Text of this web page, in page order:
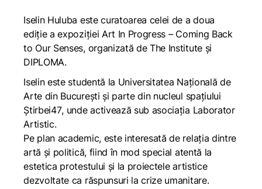
Iselin Huluba este curatoarea celei de a doua
ediție a expoziției Art In Progress – Coming Back
to Our Senses, organizată deThe Instituteși
DIPLOMA.
Iselin este studentă la Universitatea Națională de
Arte din București și parte din nucleul spațiului
Știrbei47, unde activează sub asociația Laborator
Artistic.
Pe plan academic, este interesată de relația dintre
artă și politică, fiind în mod special atentă la
estetica protestului și la proiectele artistice
dezvoltate ca răspunsuri la crize umanitare.